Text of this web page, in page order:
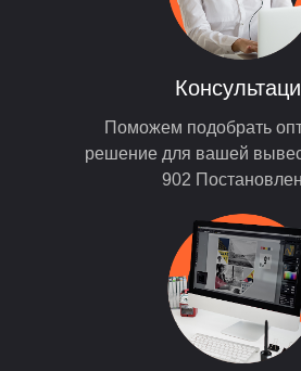
Поможем подобрать
решение для вашей
902